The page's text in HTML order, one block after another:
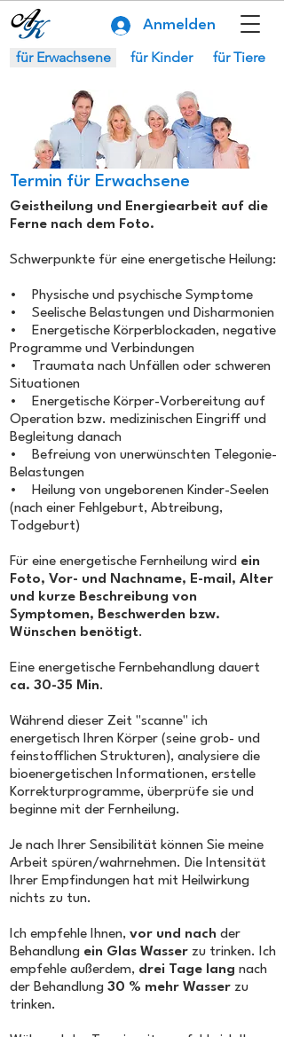
Anmelden
für Erwachsene für Kinder für Tiere
Termin für Erwachsene
Geistheilung und Energiearbeit auf die
Ferne nach dem Foto.
Schwerpunkte für eine energetische Heilung:
• Physische und psychische Symptome
• Seelische Belastungen und Disharmonien
• Energetische Körperblockaden, negative
Programme und Verbindungen
• Traumata nach Unfällen oder schweren
Situationen
• Energetische Körper-Vorbereitung auf
Operation bzw. medizinischen Eingriff und
Begleitung danach
• Befreiung von unerwünschten Telegonie-
Belastungen
• Heilung von ungeborenen Kinder-Seelen
(nach einer Fehlgeburt, Abtreibung,
Todgeburt)
Für eine energetische Fernheilung wird ein
Foto, Vor- und Nachname, E-mail, Alter
und kurze Beschreibung von
Symptomen, Beschwerden bzw.
Wünschen benötigt.
Eine energetische Fernbehandlung dauert
ca. 30-35 Min.
Während dieser Zeit "scanne" ich
energetisch Ihren Körper (seine grob- und
feinstofflichen Strukturen), analysiere die
bioenergetischen Informationen, erstelle
Korrekturprogramme, überprüfe sie und
beginne mit der Fernheilung.
Je nach Ihrer Sensibilität können Sie meine
Arbeit spüren/wahrnehmen. Die Intensität
Ihrer Empfindungen hat mit Heilwirkung
nichts zu tun.
Ich empfehle Ihnen, vor und nach der
Behandlung ein Glas Wasser zu trinken. Ich
empfehle außerdem, drei Tage lang nach
der Behandlung 30 % mehr Wasser zu
trinken.